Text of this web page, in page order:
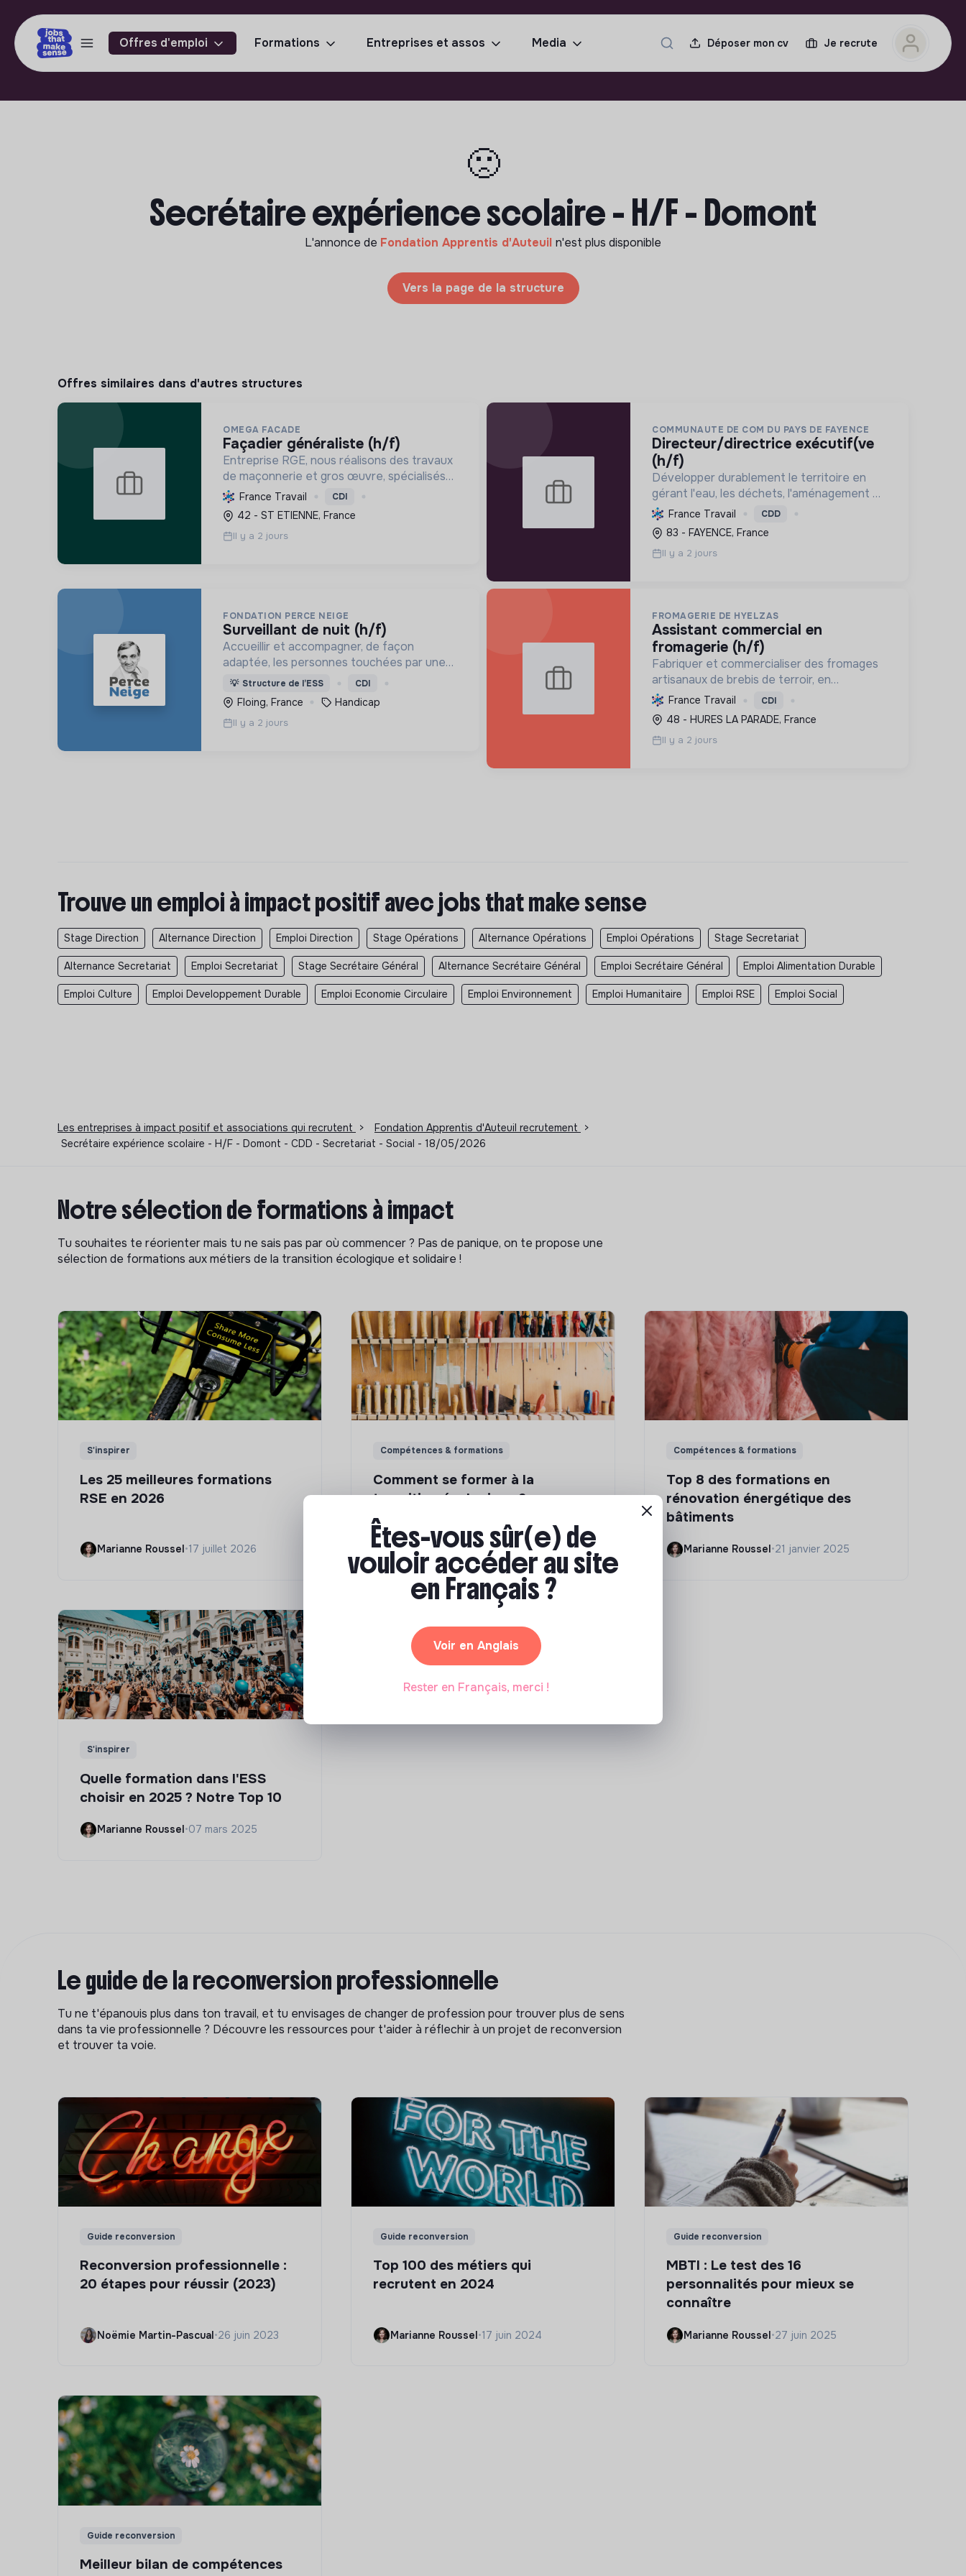
Offres d'emploi Formations Entreprises et assos Media Déposer mon cv Je recrute
🙁
Secrétaire expérience scolaire - H/F - Domont
L'annonce de Fondation Apprentis d'Auteuil n'est plus disponible
Vers la page de la structure
Offres similaires dans d'autres structures
OMEGA FACADE
façadier généraliste (h/f)
Entreprise RGE, nous réalisons des travaux
de maçonnerie et gros œuvre, spécialisés
en ITE pour réduire la consommation
énergétique des bâtiments et participer
activement à la transition écologique.
France Travail CDI
42 - ST ETIENNE, France
Il y a 2 jours
COMMUNAUTE DE COM DU PAYS DE FAYENCE
directeur/directrice exécutif(ve
(h/f)
Développer durablement le territoire en
gérant l'eau, les déchets, l'aménagement et
les services à la population, tout en
protégeant l'environnement et promouvant
la transition écologique et sociale.
France Travail CDD
83 - FAYENCE, France
Il y a 2 jours
FONDATION PERCE NEIGE
surveillant de nuit (h/f)
Accueillir et accompagner, de façon
adaptée, les personnes touchées par une
déficience mentale, un handicap physique
ou psychique
💡 Structure de l’ESS CDI
Floing, France Handicap
Il y a 2 jours
FROMAGERIE DE HYELZAS
assistant commercial en
fromagerie (h/f)
Fabriquer et commercialiser des fromages
artisanaux de brebis de terroir, en
soutenant l'agriculture locale et biologique,
et en promouvant un modèle économique
et social équitable.
France Travail CDI
48 - HURES LA PARADE, France
Il y a 2 jours
Trouve un emploi à impact positif avec jobs that make sense
Stage Direction Alternance Direction Emploi Direction Stage Opérations Alternance Opérations Emploi Opérations Stage Secretariat
Alternance Secretariat Emploi Secretariat Stage Secrétaire Général Alternance Secrétaire Général Emploi Secrétaire Général Emploi Alimentation Durable
Emploi Culture Emploi Developpement Durable Emploi Economie Circulaire Emploi Environnement Emploi Humanitaire Emploi RSE Emploi Social
Les entreprises à impact positif et associations qui recrutent > Fondation Apprentis d'Auteuil recrutement
>
Secrétaire expérience scolaire - H/F - Domont - CDD - Secretariat - Social - 18/05/2026
Notre sélection de formations à impact
Tu souhaites te réorienter mais tu ne sais pas par où commencer ? Pas de panique, on te propose une
sélection de formations aux métiers de la transition écologique et solidaire !
S'inspirer
Les 25 meilleures formations
RSE en 2026
Marianne Roussel•17 juillet 2026
Compétences & formations
Comment se former à la
transition écologique ?
Marianne Roussel•09 janvier 2024
Compétences & formations
Top 8 des formations en
rénovation énergétique des
bâtiments
Marianne Roussel•21 janvier 2025
S'inspirer
Quelle formation dans l'ESS
choisir en 2025 ? Notre Top 10
Marianne Roussel•07 mars 2025
Le guide de la reconversion professionnelle
Tu ne t'épanouis plus dans ton travail, et tu envisages de changer de profession pour trouver plus de sens
dans ta vie professionnelle ? Découvre les ressources pour t'aider à réflechir à un projet de reconversion
et trouver ta voie.
Guide reconversion
Reconversion professionnelle :
20 étapes pour réussir (2023)
Noëmie Martin-Pascual•26 juin 2023
Guide reconversion
Top 100 des métiers qui
recrutent en 2024
Marianne Roussel•17 juin 2024
Guide reconversion
MBTI : Le test des 16
personnalités pour mieux se
connaître
Marianne Roussel•27 juin 2025
Guide reconversion
Meilleur bilan de compétences
Êtes-vous sûr(e) de
vouloir accéder au site
en Français ?
Voir en Anglais
Rester en Français, merci !